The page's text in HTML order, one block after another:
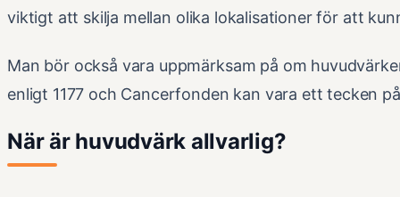
viktigt att skilja mellan olika lokalisationer för att
Man bör också vara uppmärksam på om
enligt 1177 och Cancerfonden kan vara ett tecken
När är huvudvärk allvarlig?